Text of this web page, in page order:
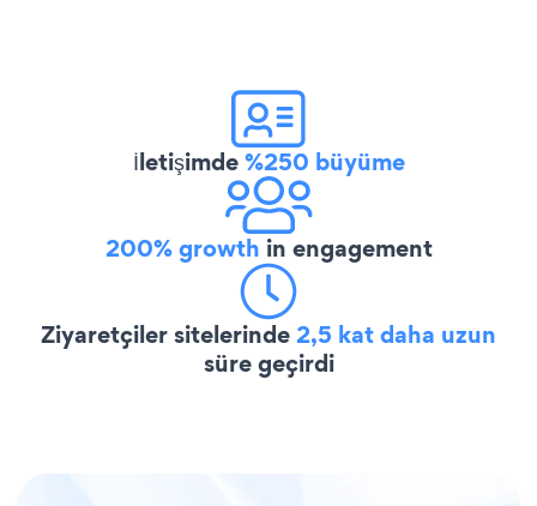
İletişimde%250 büyüme
200% growth in engagement
Ziyaretçiler sitelerinde2,5 kat daha uzun
süre geçirdi